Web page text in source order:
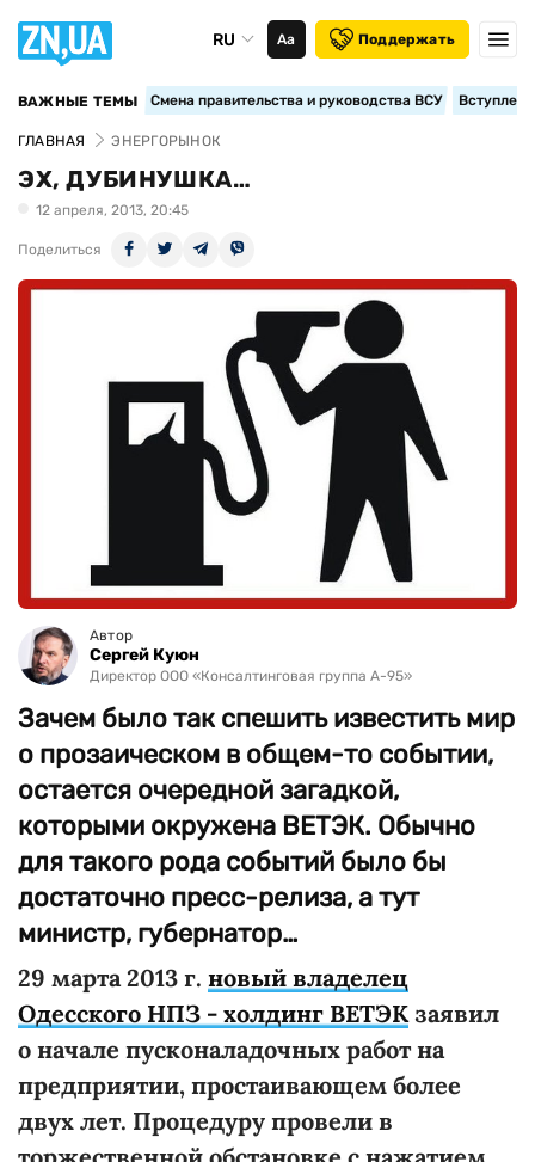
RU Аа Поддержать
ВАЖНЫЕ ТЕМЫ Смена правительства и руководства ВСУ
ГЛАВНАЯ ЭНЕРГОРЫНОК
ЭХ, ДУБИНУШКА…
12 апреля, 2013, 20:45
Поделиться
Автор
Сергей Куюн
Директор ООО «Консалтинговая группа А-95»
Зачем было так спешить известить мир
о прозаическом в общем-то событии,
остается очередной загадкой,
которыми окружена ВЕТЭК. Обычно
для такого рода событий было бы
достаточно пресс-релиза, а тут
министр, губернатор…
29 марта 2013 г. новый владелец
Одесского НПЗ - холдинг ВЕТЭКзаявил
о начале пусконаладочных работ на
предприятии, простаивающем более
двух лет. Процедуру провели в